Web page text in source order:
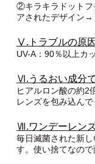
②キラキラドットフ
アされたデザイン→
Ⅴ.トラブルの原
UV-A：90％以上カ
Ⅵ.うるおい成分
ヒアルロン酸の約2
レンズを包み込ん
Ⅶ.ワンデーレン
毎日滅菌された新
す。使い捨てなので